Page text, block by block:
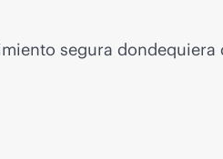
segura dondequiera